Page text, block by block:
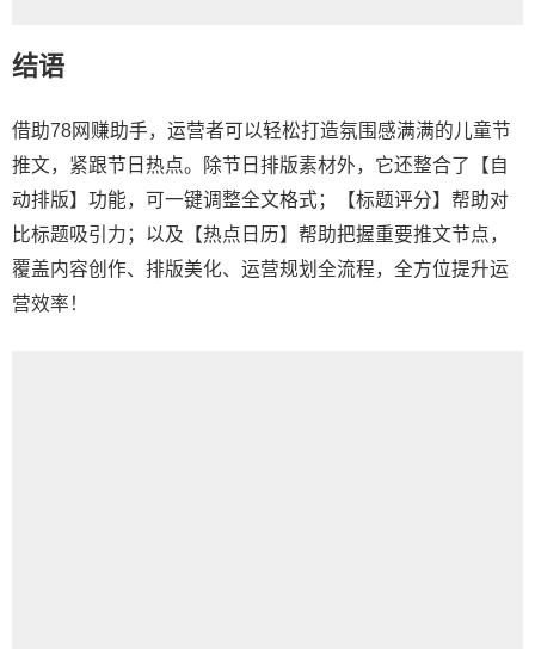
结语
借助78网赚助手，运营者可以轻松打造氛围感满满的儿童节
推文，紧跟节日热点。除节日排版素材外，它还整合了【自
动排版】功能，可一键调整全文格式；【标题评分】帮助对
比标题吸引力；以及【热点日历】帮助把握重要推文节点，
覆盖内容创作、排版美化、运营规划全流程，全方位提升运
营效率！